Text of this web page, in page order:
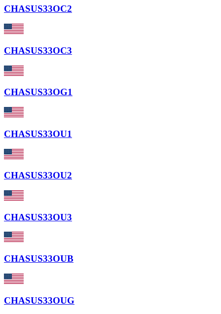
CHASUS33OC2
CHASUS33OC3
CHASUS33OG1
CHASUS33OU1
CHASUS33OU2
CHASUS33OU3
CHASUS33OUB
CHASUS33OUG